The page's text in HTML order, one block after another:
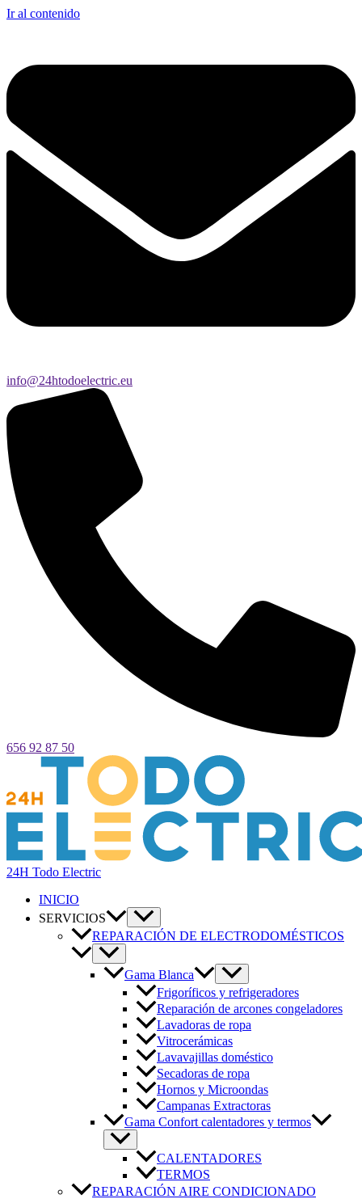
Ir al contenido
info@24htodoelectric.eu
656 92 87 50
24H Todo Electric
INICIO
SERVICIOS
REPARACIÓN DE ELECTRODOMÉSTICOS
Gama Blanca
Frigoríficos y refrigeradores
Reparación de arcones congeladores
Lavadoras de ropa
Vitrocerámicas
Lavavajillas doméstico
Secadoras de ropa
Hornos y Microondas
Campanas Extractoras
Gama Confort calentadores y termos
CALENTADORES
TERMOS
REPARACIÓN AIRE CONDICIONADO